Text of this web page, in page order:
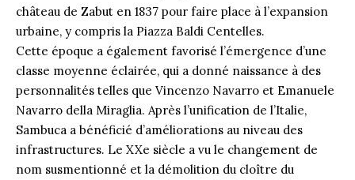
château de Zabut en 1837 pour faire place à l’expansion
urbaine, y compris la Piazza Baldi Centelles.
Cette époque a également favorisé l’émergence d’une
classe moyenne éclairée, qui a donné naissance à des
personnalités telles que Vincenzo Navarro et Emanuele
Navarro della Miraglia. Après l’unification de l’Italie,
Sambuca a bénéficié d’améliorations au niveau des
infrastructures. Le XXe siècle a vu le changement de
nom susmentionné et la démolition du cloître du